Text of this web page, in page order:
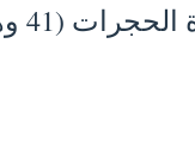
الأخير): الآيات 15-18